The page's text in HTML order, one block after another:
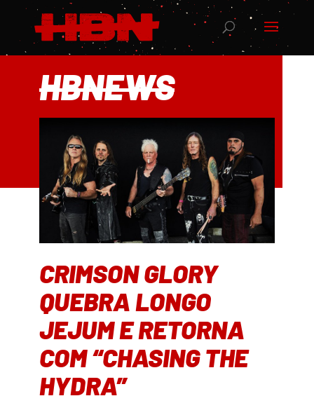
HBNEWS
CRIMSON GLORY
QUEBRA LONGO
JEJUM E RETORNA
COM “CHASING THE
HYDRA”